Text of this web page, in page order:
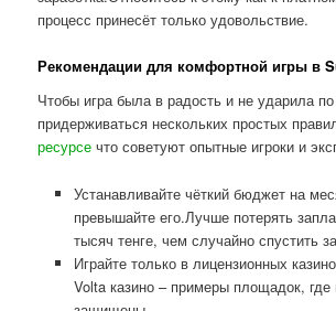
процесс принесёт только удовольствие.
Рекомендации для комфортной игры в
Чтобы игра была в радость и не ударила
придерживаться нескольких простых
ресурсе что советуют опытные игроки и
Устанавливайте чёткий бюджет на
превышайте его.Лучше потерять
тысяч тенге, чем случайно спустить
Играйте только в лицензионных
Volta казино – примеры площадок,